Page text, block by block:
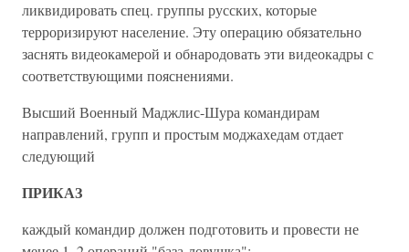
ликвидировать спец. группы русских, которые
терроризируют население. Эту операцию обязательно
заснять видеокамерой и обнародовать эти видеокадры с
соответствующими пояснениями.
Высший Военный Маджлис-Шура командирам
направлений, групп и простым моджахедам отдает
следующий
ПРИКАЗ
каждый командир должен подготовить и провести не